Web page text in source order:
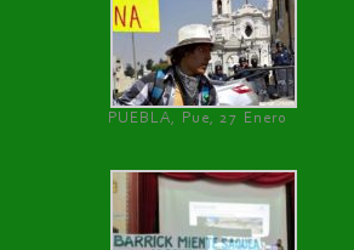
PUEBLA, Pue, 27 Enero